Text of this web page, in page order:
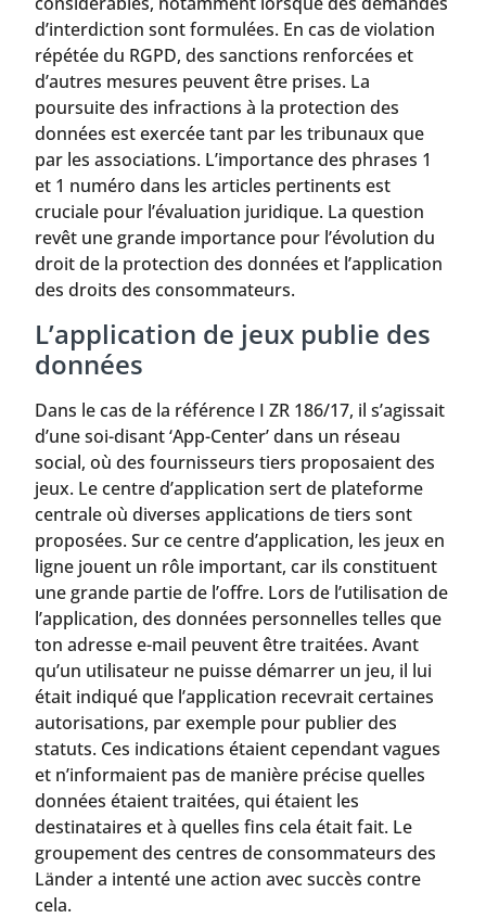
d’interdiction sont formulées. En cas de violation
répétée du RGPD, des sanctions renforcées et
d’autres mesures peuvent être prises. La
poursuite des infractions à la protection des
données est exercée tant par les tribunaux que
par les associations. L’importance des phrases 1
et 1 numéro dans les articles pertinents est
cruciale pour l’évaluation juridique. La question
revêt une grande importance pour l’évolution du
droit de la protection des données et l’application
des droits des consommateurs.
L’application de jeux publie des
données
Dans le cas de la référence I ZR 186/17, il s’agissait
d’une soi-disant ‘App-Center’ dans un réseau
social, où des fournisseurs tiers proposaient des
jeux. Le centre d’application sert de plateforme
centrale où diverses applications de tiers sont
proposées. Sur ce centre d’application, les jeux en
ligne jouent un rôle important, car ils constituent
une grande partie de l’offre. Lors de l’utilisation de
l’application, des données personnelles telles que
ton adresse e-mail peuvent être traitées. Avant
qu’un utilisateur ne puisse démarrer un jeu, il lui
était indiqué que l’application recevrait certaines
autorisations, par exemple pour publier des
statuts. Ces indications étaient cependant vagues
et n’informaient pas de manière précise quelles
données étaient traitées, qui étaient les
destinataires et à quelles fins cela était fait. Le
groupement des centres de consommateurs des
Länder a intenté une action avec succès contre
cela.